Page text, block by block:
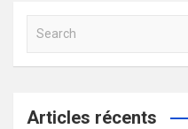
a
c
Articles récents